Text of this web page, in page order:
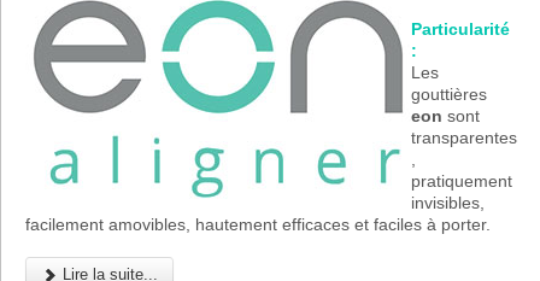
Particularité
:
Les
gouttières
eon sont
transparentes
,
pratiquement
invisibles,
facilement amovibles, hautement efficaces et faciles à porter.
Lire la suite...